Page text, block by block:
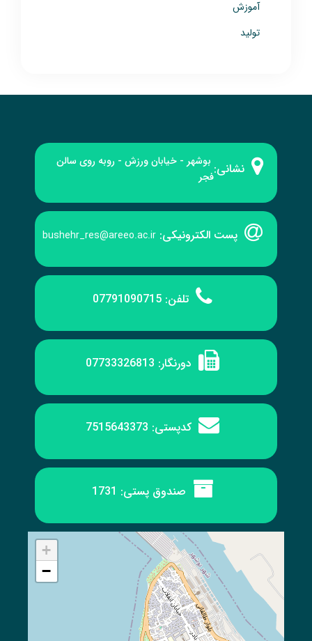
آموزش
تولید
نشانی: بوشهر - خیابان ورزش - روبه‌ روی سالن
فجر
پست الکترونیکی: bushehr_res@areeo.ac.ir
تلفن: 07791090715
دورنگار: 07733326813
کدپستی: 7515643373
صندوق پستی: 1731
+
−